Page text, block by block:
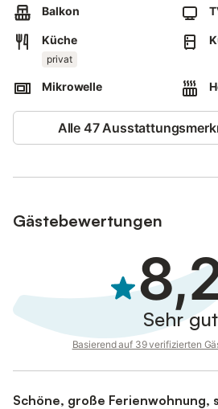
Aufenthalt bestmöglich vorzubereiten.
Balkon
Küche
privat
Mikrowelle
Alle 47
Gästebewertungen
Sehr gut
Basierend auf 39 verifizierten
Schöne, große Ferienwohnung,